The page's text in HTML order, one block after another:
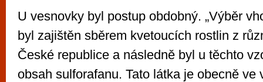
U vesnovky byl postup obdobný. „Výběr
byl zajištěn sběrem kvetoucích rostlin z
České republice a následně byl u těchto
obsah sulforafanu. Tato látka je obecně ve